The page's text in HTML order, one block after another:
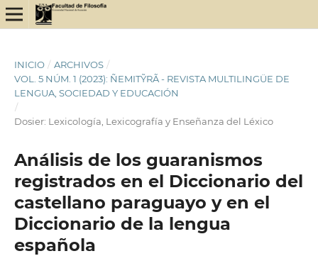
INICIO / ARCHIVOS /
VOL. 5 NÚM. 1 (2023): ÑEMITỸRÃ - REVISTA MULTILINGÜE DE
LENGUA, SOCIEDAD Y EDUCACIÓN
/
Dosier: Lexicología, Lexicografía y Enseñanza del Léxico
Análisis de los guaranismos
registrados en el Diccionario del
castellano paraguayo y en el
Diccionario de la lengua
española